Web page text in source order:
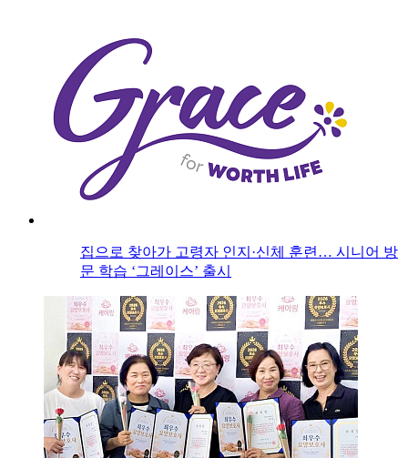
집으로 찾아가 고령자 인지·신체 훈련… 시니어 방
문 학습 ‘그레이스’ 출시